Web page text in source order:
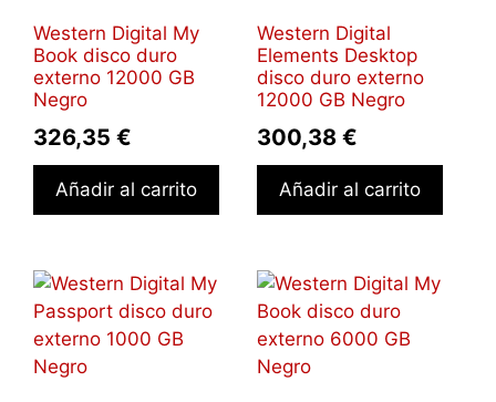
Western Digital My
Book disco duro
externo 12000 GB
Negro
326,35 €
Añadir al carrito
Western Digital
Elements Desktop
disco duro externo
12000 GB Negro
300,38 €
Añadir al carrito